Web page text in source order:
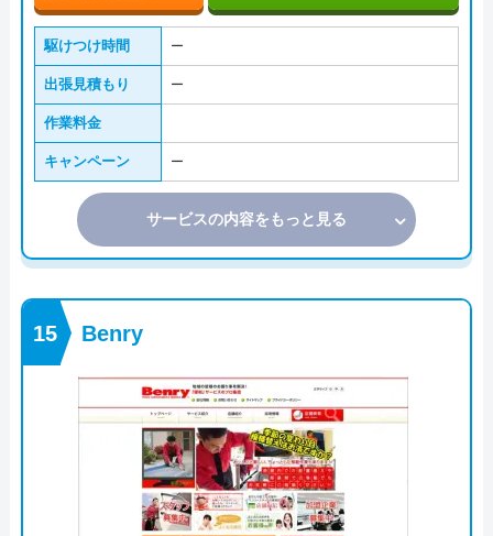
駆けつけ時間 ー
出張見積もり ー
作業料金
キャンペーン ー
サービスの内容をもっと見る
Benry